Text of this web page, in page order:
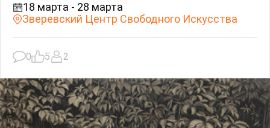
18 марта - 28 марта
Зверевский Центр Свободного Искусства
0 5 2